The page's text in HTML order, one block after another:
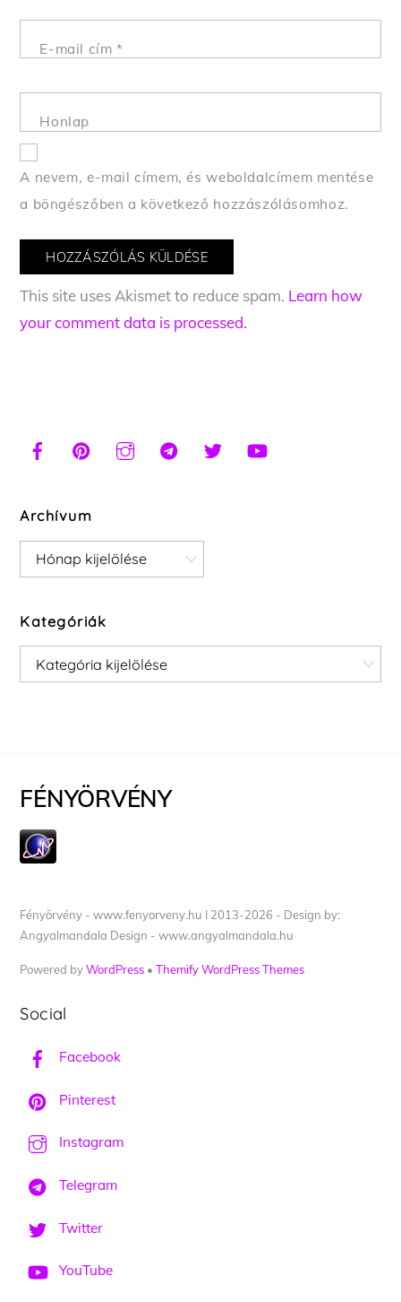
E-mail cím*
Honlap
A nevem, e-mail címem, és weboldalcímem mentése
a böngészőben a következő hozzászólásomhoz.
This site uses Akismet to reduce spam. Learn how
your comment data is processed.
Archívum
Archívum
Kategóriák
Kategóriák
FÉNYÖRVÉNY
Fényörvény - www.fenyorveny.hu I 2013-2026 - Design by:
Angyalmandala Design - www.angyalmandala.hu
Powered byWordPress •Themify WordPress Themes
Social
Facebook
Pinterest
Instagram
Telegram
Twitter
YouTube